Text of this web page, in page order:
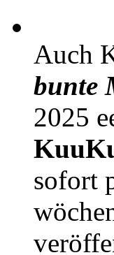
Auch
bunte
2025
sofort